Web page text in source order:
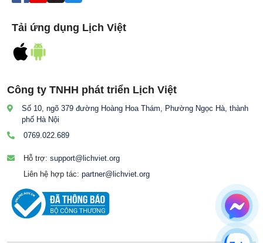
Công ty TNHH phát triển Lịch Việt
Số 10, ngõ 379 đường Hoàng Hoa Thám, Phường Ngọc Hà, thành
phố Hà Nội
0769.022.689
Hỗ trợ: support@lichviet.org
Liên hệ hợp tác: partner@lichviet.org
Tải ứng dụng Lịch Việt